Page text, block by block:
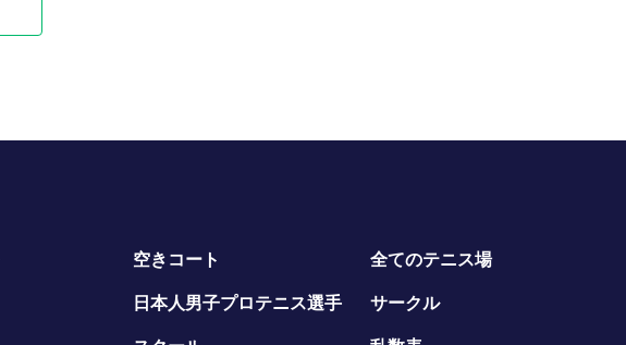
空きコート 全てのテニス場
日本人男子プロテニス選手 サークル